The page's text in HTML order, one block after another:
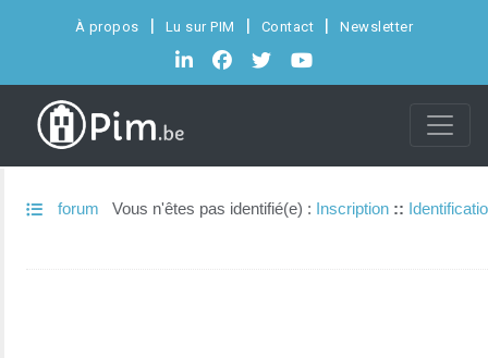
À propos Lu sur PIM Contact Newsletter
forum Vous n'êtes pas identifié(e) : Inscription ::